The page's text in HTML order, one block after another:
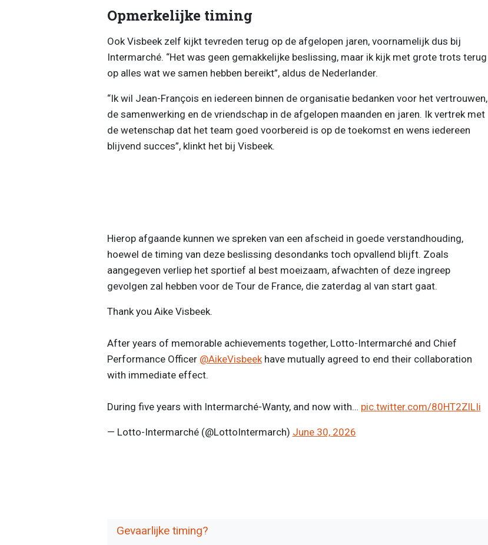
Opmerkelijke timing
Ook Visbeek zelf kijkt tevreden terug op de afgelopen jaren, voornamelijk dus bij
Intermarché. “Het was geen gemakkelijke beslissing, maar ik kijk met grote trots terug
op alles wat we samen hebben bereikt”, aldus de Nederlander.
“Ik wil Jean-François en iedereen binnen de organisatie bedanken voor het vertrouwen,
de samenwerking en de vriendschap in de afgelopen maanden en jaren. Ik vertrek met
de wetenschap dat het team goed voorbereid is op de toekomst en wens iedereen
blijvend succes”, klinkt het bij Visbeek.
Hierop afgaande kunnen we spreken van een afscheid in goede verstandhouding,
hoewel de timing van deze beslissing desondanks toch opvallend blijft. Zoals
aangegeven verliep het sportief al best moeizaam, afwachten of deze ingreep
gevolgen zal hebben voor de Tour de France, die zaterdag al van start gaat.
Thank you Aike Visbeek.
After years of memorable achievements together, Lotto-Intermarché and Chief
Performance Officer @AikeVisbeekhave mutually agreed to end their collaboration
with immediate effect.
During five years with Intermarché-Wanty, and now with… pic.twitter.com/80HT2ZlLIi
— Lotto-Intermarché (@LottoIntermarch) June 30, 2026
Gevaarlijke timing?